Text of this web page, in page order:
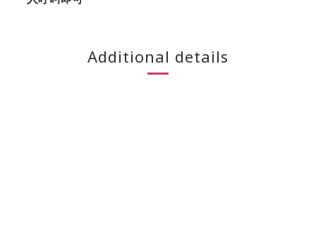
Additional details